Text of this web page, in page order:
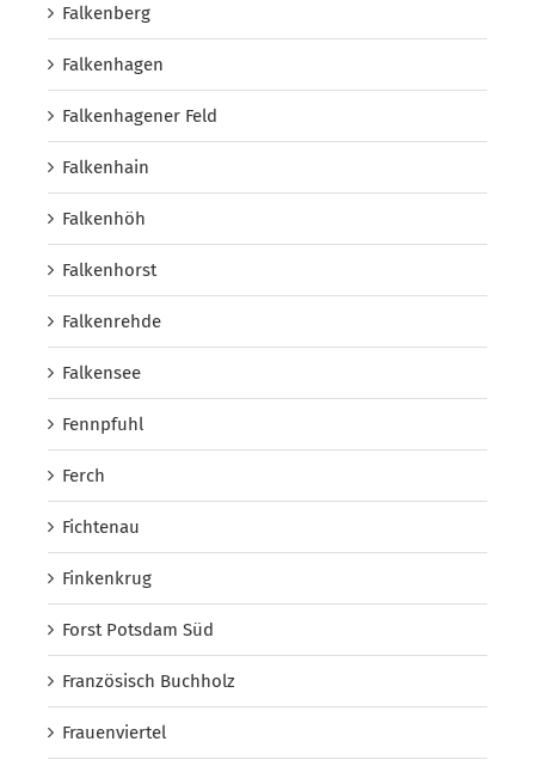
Falkenberg
Falkenhagen
Falkenhagener Feld
Falkenhain
Falkenhöh
Falkenhorst
Falkenrehde
Falkensee
Fennpfuhl
Ferch
Fichtenau
Finkenkrug
Forst Potsdam Süd
Französisch Buchholz
Frauenviertel